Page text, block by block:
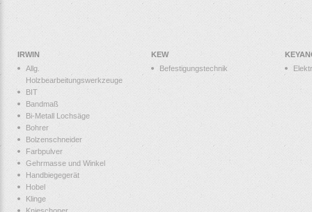
IRWIN
Allg.
Holzbearbeitungswerkzeuge
BIT
Bandmaß
Bi-Metall Lochsäge
Bohrer
Bolzenschneider
Farbpulver
Gehrmasse und Winkel
Handbiegegerät
Hobel
Klinge
KEW
Befestigungstechnik